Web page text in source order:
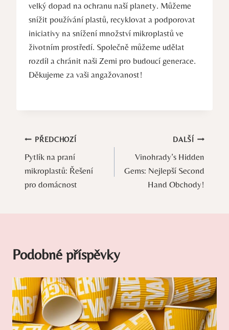
velký dopad na ochranu naší planety. Můžeme
snížit používání plastů, recyklovat a podporovat
iniciativy na snížení množství mikroplastů ve
životním prostředí. Společně můžeme udělat
rozdíl a chránit naši Zemi pro budoucí generace.
Děkujeme za vaši angažovanost!
Navigace
pro
příspěvek
PŘEDCHOZÍ
Pytlík na praní
mikroplastů: Řešení
pro domácnost
DALŠÍ
Vinohrady’s Hidden
Gems: Nejlepší Second
Hand Obchody!
Podobné příspěvky